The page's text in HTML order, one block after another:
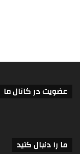
عضویت در کانال ما
ما را دنبال کنید